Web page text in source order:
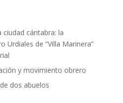
cántabra: la
Urdiales de “Villa Marinera”
y movimiento obrero
dos abuelos